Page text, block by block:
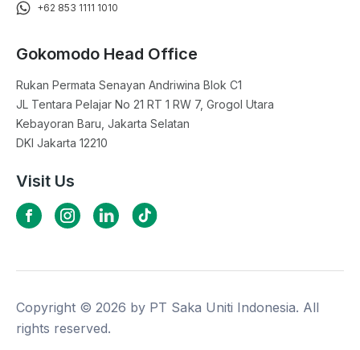
+62 853 1111 1010
Gokomodo Head Office
Rukan Permata Senayan Andriwina Blok C1
JL Tentara Pelajar No 21 RT 1 RW 7, Grogol Utara
Kebayoran Baru, Jakarta Selatan
DKI Jakarta 12210
Visit Us
Copyright © 2026 by PT Saka Uniti Indonesia. All
rights reserved.